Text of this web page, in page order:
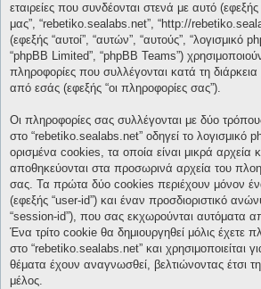
εταιρείες που συνδέονται στενά με αυτό (εφεξής
μας”, “rebetiko.sealabs.net”, “http://
(εφεξής “αυτοί”, “αυτών”, “αυτούς”, “λογισμικό
“phpBB Limited”, “phpBB Teams”)
πληροφορίες που συλλέγονται κατά τη
από εσάς (εφεξής “οι πληροφορίες σας”).
Οι πληροφορίες σας συλλέγονται με δύο
στο “rebetiko.sealabs.net” οδηγεί το λογισμικό
ορισμένα cookies, τα οποία είναι μικρά αρχεία
αποθηκεύονται στα προσωρινά αρχεία του
σας. Τα πρώτα δύο cookies περιέχουν μόνον
(εφεξής “user-id”) και έναν προσδιοριστικό
“session-id”), που σας εκχωρούνται αυτόματα
Ένα τρίτο cookie θα δημιουργηθεί μόλις έχετε
στο “rebetiko.sealabs.net” και χρησιμοποιείται
θέματα έχουν αναγνωσθεί, βελτιώνοντας έτσι
μέλος.